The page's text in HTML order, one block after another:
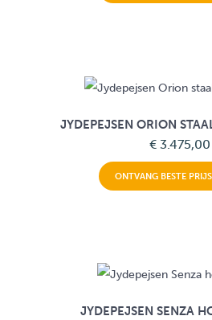
JYDEPEJSEN ORION
€ 3.475,00
ONTVANG BESTE
JYDEPEJSEN SENZA